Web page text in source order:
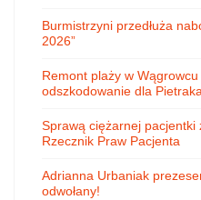
Burmistrzyni przedłuża
2026”
Remont plaży w
odszkodowanie dla
Sprawą ciężarnej pacjentki
Rzecznik Praw Pacjenta
Adrianna Urbaniak
odwołany!